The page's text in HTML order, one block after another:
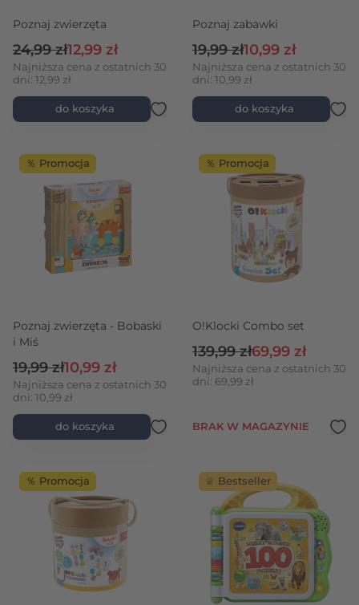
Poznaj zwierzęta
Cena promocyjna
12,99 zł
Cena regularna
24,99 zł
Najniższa cena z ostatnich 30
dni: 12,99 zł
do koszyka
Poznaj zabawki
Cena promocyjna
10,99 zł
Cena regularna
19,99 zł
Najniższa cena z ostatnich 30
dni: 10,99 zł
do koszyka
％ Promocja
Poznaj zwierzęta - Bobaski
i Miś
Cena promocyjna
10,99 zł
Cena regularna
19,99 zł
Najniższa cena z ostatnich 30
dni: 10,99 zł
do koszyka
％ Promocja
O!Klocki Combo set
Cena
69,99 zł
Cena regularna
139,99 zł
Najniższa cena z ostatnich 30
dni: 69,99 zł
BRAK W MAGAZYNIE
％ Promocja ♕ Bestseller